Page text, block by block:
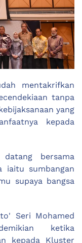
mentakrifkan
tanpa
yang
kepada
bersama
iaitu sumbangan
supaya bangsa
Seri Mohamed
ketika
kepada Kluster